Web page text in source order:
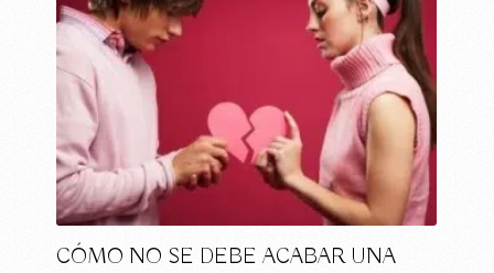
CÓMO NO SE DEBE ACABAR UNA